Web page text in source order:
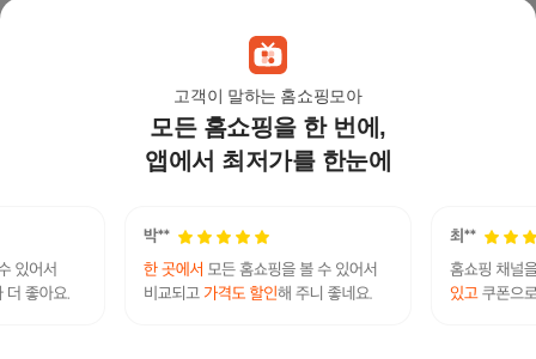
고객이 말하는 홈쇼핑모아
모든 홈쇼핑을 한 번에,
앱에서 최저가를 한눈에
삼성 비스포크 냉장고 렌탈 615L RF60C901331
72,900원
삼성 비스포크 냉장고 렌탈 615L RF60C90133B